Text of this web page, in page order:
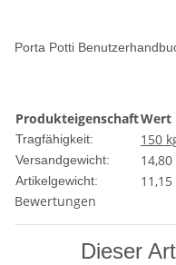
Porta Potti
ProdukteigenschaftWert
Tragfähigkeit: 150
Versandgewicht: 14,80
Artikelgewicht: 11,15
Bewertungen
Dieser